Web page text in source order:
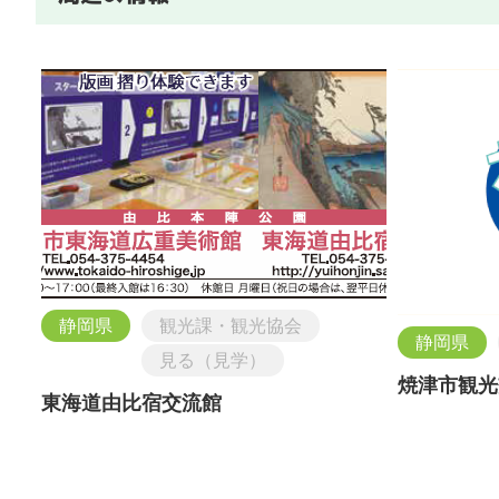
静岡県
観光課・観光協会
見る（見学）
東海道由比宿交流館
静岡県
焼津市観